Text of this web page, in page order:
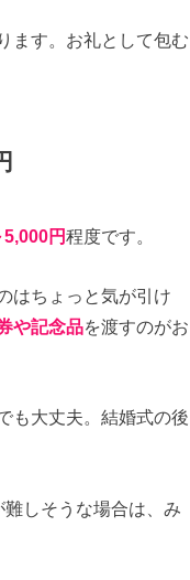
ます。お礼として包む
円程度です。
はちょっと気が引け
や記念品を渡すのがお
も大丈夫。結婚式の後
しそうな場合は、み